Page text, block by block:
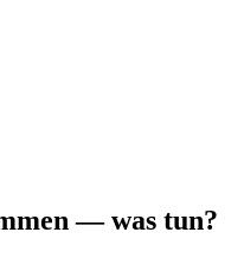
— was tun?